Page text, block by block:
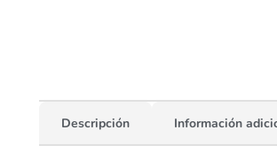
Descripción Información